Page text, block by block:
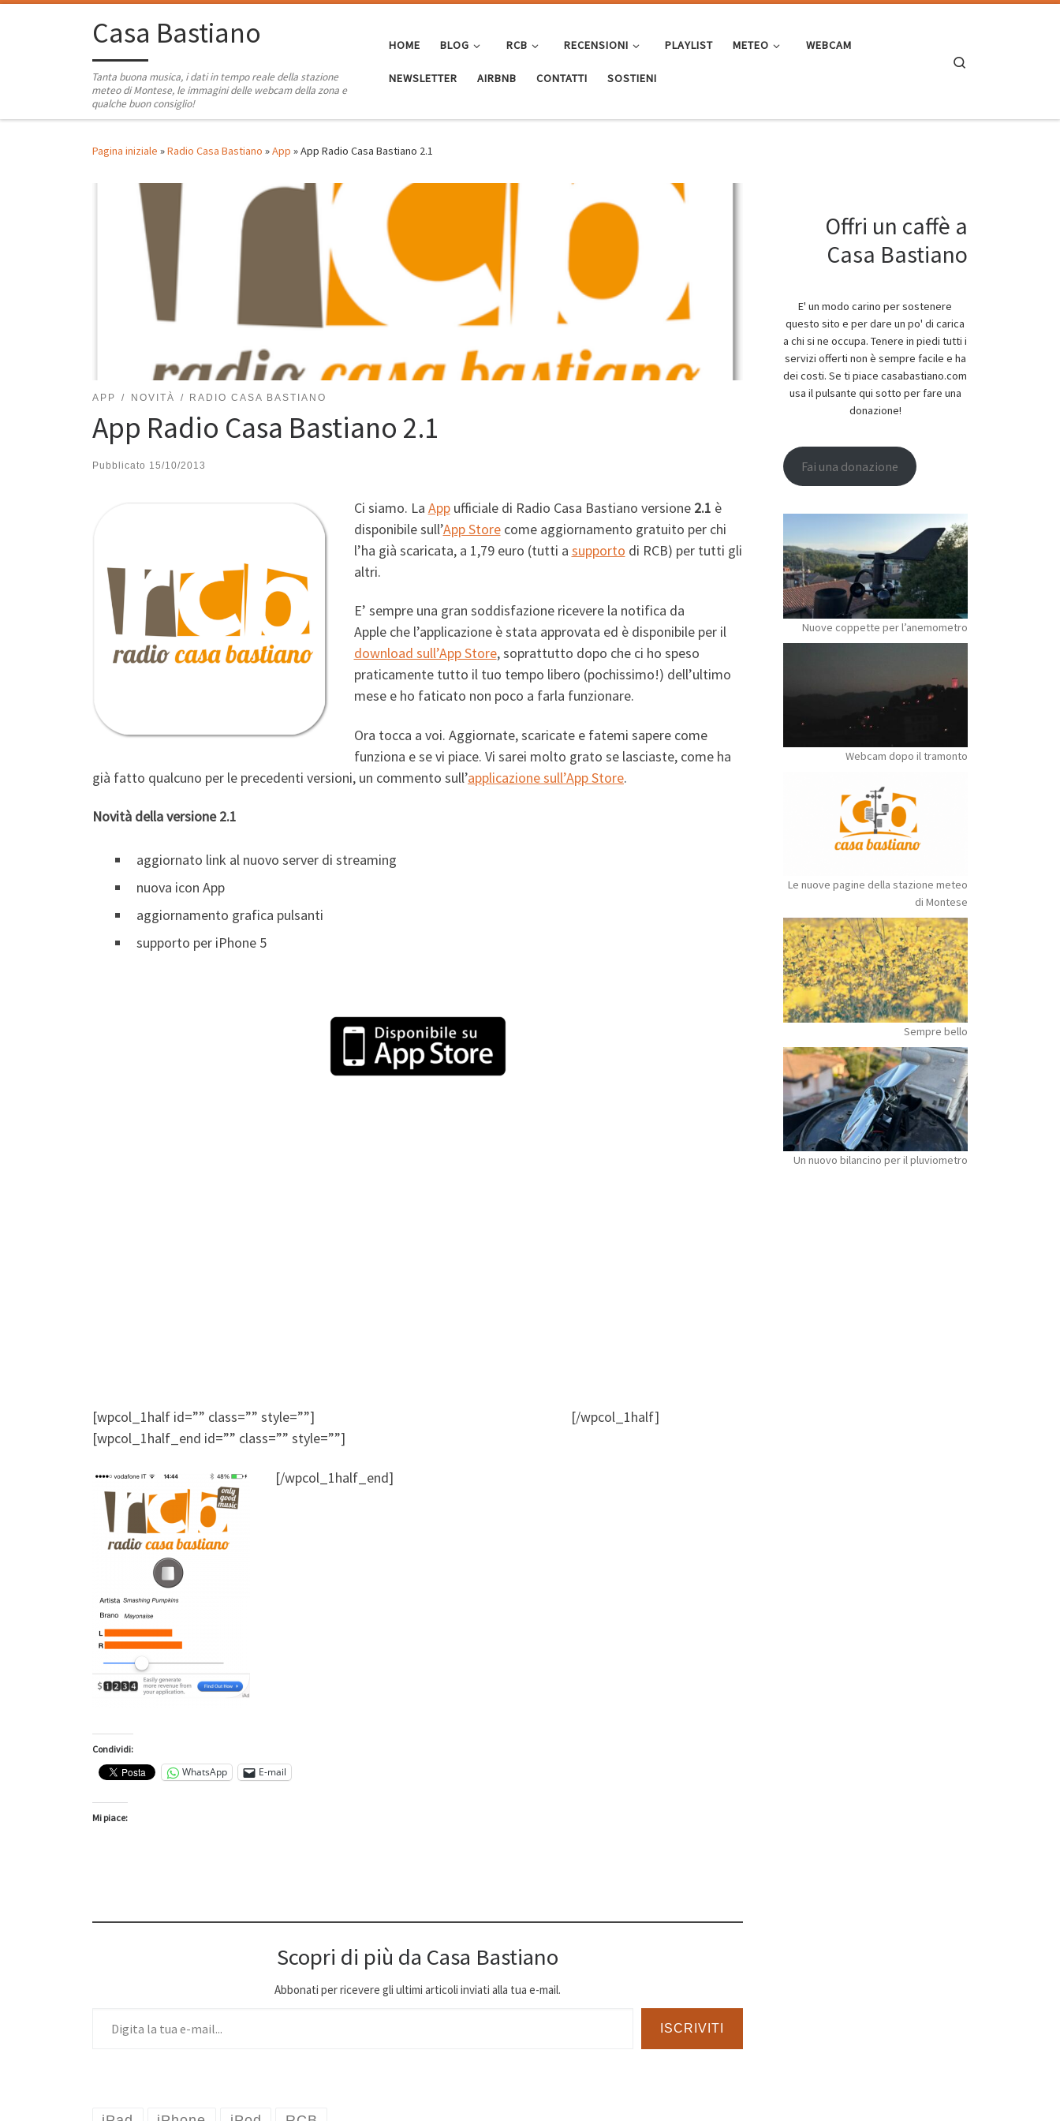
Passa al contenutoCasa Bastiano
Tanta buona musica, i dati in tempo reale della stazione
meteo di Montese, le immagini delle webcam della zona e
qualche buon consiglio!
HOME BLOG RCB RECENSIONI PLAYLIST METEO WEBCAM
NEWSLETTER AIRBNB CONTATTI SOSTIENI
Pagina iniziale »Radio Casa Bastiano »App »App Radio Casa Bastiano 2.1
APP NOVITÀ RADIO CASA BASTIANO
App Radio Casa Bastiano 2.1
Pubblicato 15/10/2013
Ci siamo. La Appufficiale di Radio Casa Bastiano versione 2.1 è
disponibile sull’App Storecome aggiornamento gratuito per chi
l’ha già scaricata, a 1,79 euro (tutti a supporto di RCB) per tutti gli
altri.
E’ sempre una gran soddisfazione ricevere la notifica da
Apple che l’applicazione è stata approvata ed è disponibile per il
download sull’App Store, soprattutto dopo che ci ho speso
praticamente tutto il tuo tempo libero (pochissimo!) dell’ultimo
mese e ho faticato non poco a farla funzionare.
Ora tocca a voi. Aggiornate, scaricate e fatemi sapere come
funziona e se vi piace. Vi sarei molto grato se lasciaste, come ha
già fatto qualcuno per le precedenti versioni, un commento sull’applicazione sull’App Store.
Novità della versione 2.1
aggiornato link al nuovo server di streaming
nuova icon App
aggiornamento grafica pulsanti
supporto per iPhone 5
[wpcol_1half id=”” class=”” style=””]
[/wpcol_1half]
[wpcol_1half_end id=”” class=”” style=””]
[/wpcol_1half_end]
Condividi:
WhatsApp E-mail
Mi piace:
Scopri di più da Casa Bastiano
Abbonati per ricevere gli ultimi articoli inviati alla tua e-mail.
ISCRIVITI
Offri un caffè a
Casa Bastiano
E' un modo carino per sostenere
questo sito e per dare un po' di carica
a chi si ne occupa. Tenere in piedi tutti i
servizi offerti non è sempre facile e ha
dei costi. Se ti piace casabastiano.com
usa il pulsante qui sotto per fare una
donazione!
Fai una donazione
Nuove coppette per l’anemometro
Webcam dopo il tramonto
Le nuove pagine della stazione meteo
di Montese
Sempre bello
Un nuovo bilancino per il pluviometro